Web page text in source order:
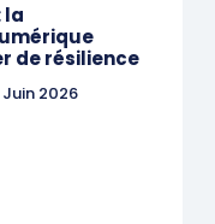
la
de résilience
Juin 2026